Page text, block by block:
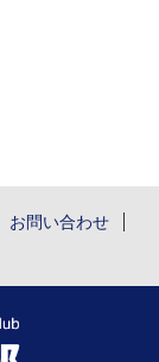
お問い合わせ